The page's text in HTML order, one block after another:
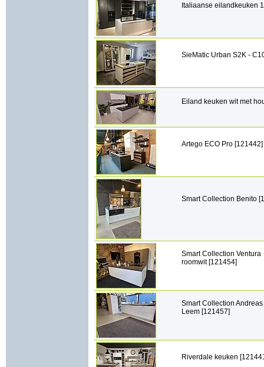
Italiaanse eilandkeuken
SieMatic Urban S2K -
Eiland keuken wit met
Artego ECO Pro [121442]
Smart Collection Benito
Smart Collection Ventura
roomwit [121454]
Smart Collection Andreas
Leem [121457]
Riverdale keuken